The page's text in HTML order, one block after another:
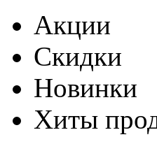
Акции
Скидки
Новинки
Хиты